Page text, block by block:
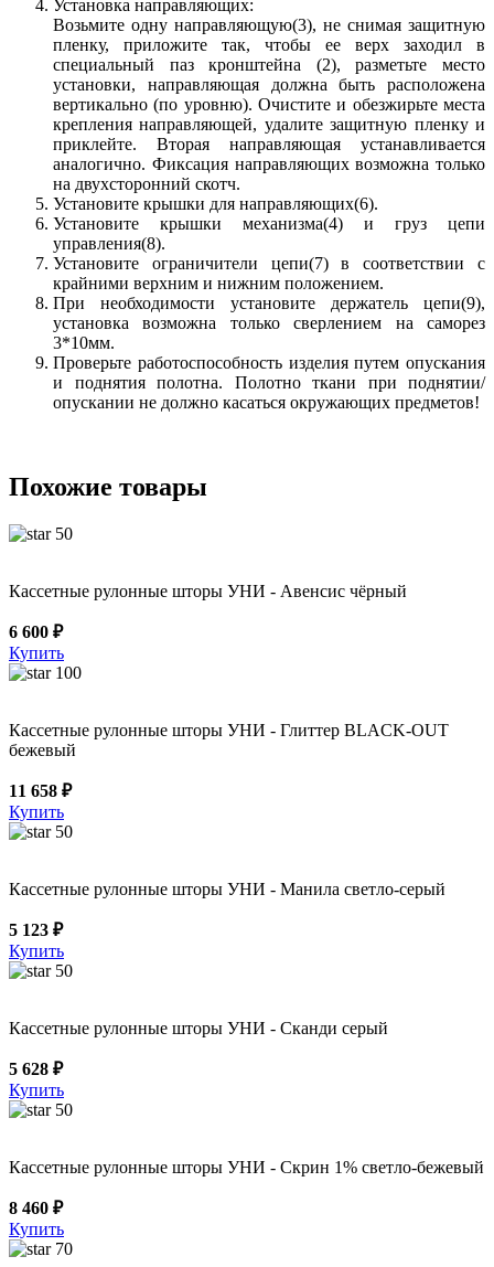
Установка направляющих:
Возьмите одну направляющую(3), не снимая защитную
пленку, приложите так, чтобы ее верх заходил в
специальный паз кронштейна (2), разметьте место
установки, направляющая должна быть расположена
вертикально (по уровню). Очистите и обезжирьте места
крепления направляющей, удалите защитную пленку и
приклейте. Вторая направляющая устанавливается
аналогично. Фиксация направляющих возможна только
на двухсторонний скотч.
Установите крышки для направляющих(6).
Установите крышки механизма(4) и груз цепи
управления(8).
Установите ограничители цепи(7) в соответствии с
крайними верхним и нижним положением.
При необходимости установите держатель цепи(9),
установка возможна только сверлением на саморез
3*10мм.
Проверьте работоспособность изделия путем опускания
и поднятия полотна. Полотно ткани при поднятии/
опускании не должно касаться окружающих предметов!
Похожие товары
50
Кассетные рулонные шторы УНИ - Авенсис чёрный
6 600 ₽
Купить
100
Кассетные рулонные шторы УНИ - Глиттер BLACK-OUT
бежевый
11 658 ₽
Купить
50
Кассетные рулонные шторы УНИ - Манила светло-серый
5 123 ₽
Купить
50
Кассетные рулонные шторы УНИ - Сканди серый
5 628 ₽
Купить
50
Кассетные рулонные шторы УНИ - Скрин 1% светло-бежевый
8 460 ₽
Купить
70